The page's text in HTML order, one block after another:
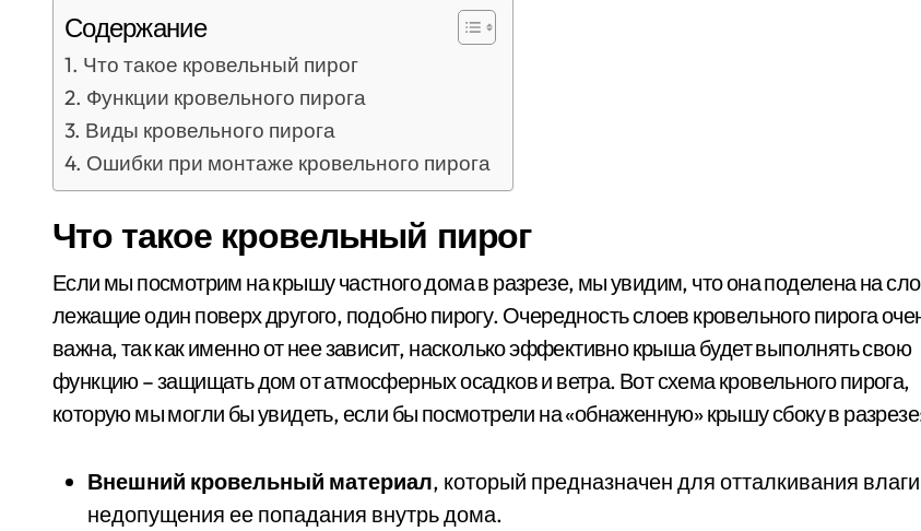
Содержание
Что такое кровельный пирог
Функции кровельного пирога
Виды кровельного пирога
Ошибки при монтаже кровельного пирога
Что такое кровельный пирог
Если мы посмотрим на крышу частного дома в разрезе, мы увидим, что она поделена на
лежащие один поверх другого, подобно пирогу. Очередность слоев кровельного пирога
важна, так как именно от нее зависит, насколько эффективно крыша будет выполнять свою
функцию – защищать дом от атмосферных осадков и ветра. Вот схема кровельного пирога,
которую мы могли бы увидеть, если бы посмотрели на «обнаженную» крышу сбоку в
Внешний кровельный материал, который предназначен для отталкивания
недопущения ее попадания внутрь дома.